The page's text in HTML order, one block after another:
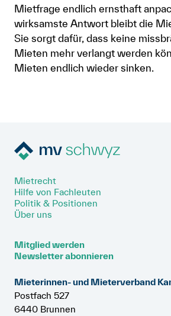
Mietfrage endlich ernsthaft
wirksamste Antwort bleibt die
Sie sorgt dafür, dass keine
Mieten mehr verlangt werden
Mieten endlich wieder sinken.
Mietrecht
Hilfe von Fachleuten
Politik & Positionen
Über uns
Mitglied werden
Newsletter abonnieren
Mieterinnen- und Mieterverband
Postfach 527
6440 Brunnen